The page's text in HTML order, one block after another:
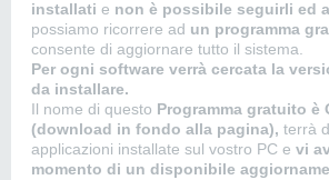
installati e non è possibile seguirli ed
possiamo ricorrere ad un programma
consente di aggiornare tutto il sistema.
Per ogni software verrà cercata la
da installare.
Il nome di questo Programma gratuito è
(download in fondo alla pagina), terrà
applicazioni installate sul vostro PC e vi
momento di un disponibile